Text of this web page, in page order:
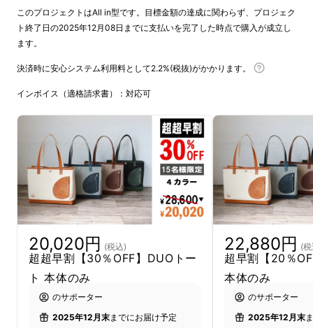
このプロジェクトはAll in型です。目標金額の達成に関わらず、プロジェク
ト終了日の2025年12月08日までに支払いを完了した時点で購入が成立し
ます。
決済時に安心システム利用料として2.2%(税抜)がかかります。
インボイス（適格請求書）：対応可
20,020円 (税込)
超超早割【30％OFF】DUOトー
ト 本体のみ
のサポーター
2025年12月末までにお届け予定
22,880円 (
超早割【20％
本体のみ
のサポーター
2025年12月末